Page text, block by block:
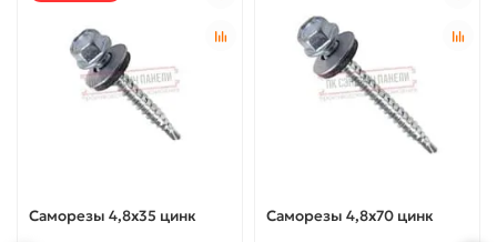
Саморезы 4,8х35 цинк Саморезы 4,8х70 цинк